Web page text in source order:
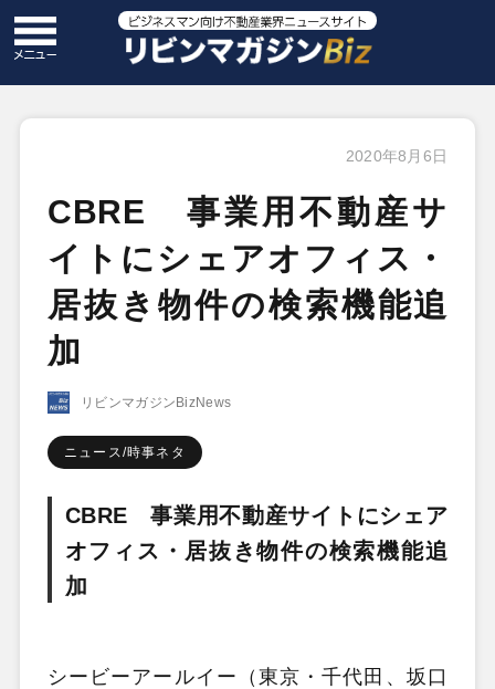
2020年8月6日
CBRE 事業用不動産サ
イトにシェアオフィス・
居抜き物件の検索機能追
加
リビンマガジンBizNews
ニュース/時事ネタ
CBRE 事業用不動産サイトにシェア
オフィス・居抜き物件の検索機能追
加
シービーアールイー（東京・千代田、坂口